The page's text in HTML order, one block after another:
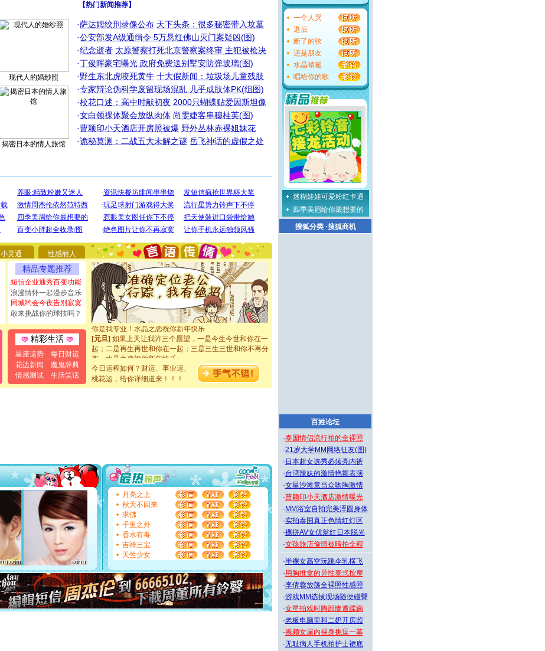
现代人的婚纱照
揭密日本的情人旅馆
【热门新闻推荐】
·萨达姆绞刑录像公布 天下头条：很多秘密带入坟墓
·公安部发A级通缉令 5万悬红佛山灭门案疑凶(图)
·纪念逝者 太原警察打死北京警察案终审 主犯被枪决
·丁俊晖豪宅曝光 政府免费送别墅安防弹玻璃(图)
·野生东北虎咬死黄牛 十大假新闻：垃圾场儿童残肢
·专家辩论伪科学废留现场混乱 几乎成肢体PK(组图)
·校花口述：高中时献初夜 2000只蝴蝶贴爱因斯坦像
·女白领祼体聚会放纵肉体 尚雯婕客串穆桂英(图)
·曹颖印小天酒店开房照被爆 野外丛林赤裸姐妹花
·诡秘莫测：二战五大未解之谜 岳飞神话的虚假之处
小灵通 性感丽人
精品专题推荐
短信企业通秀百变功能
浪漫情怀一起漫步音乐
同城约会今夜告别寂寞
敢来挑战你的球技吗？
精彩生活
星座运势
每日财运
花边新闻
魔鬼辞典
情感测试
生活笑话
[圣诞节]圣诞节到了，想想没什么送给你的，又不打算给
你太多，只有给你五千万：千万快乐！千万要健康！千万
要平安！千万要知足！千万不要忘记我！
[圣诞节]不只这样的日子才会想起你,而是这样的日子才
能正大光明地骚扰你,告诉你,圣诞要快乐!新年要快乐!天天
都要快乐噢!
[圣诞节]奉上一颗祝福的心,在这个特别的日子里,愿幸福,
如意,快乐,鲜花,一切美好的祝愿与你同在.圣诞快乐!
[元旦]看到你我会触电；看不到你我要充电；没有你我会
断电。爱你是我职业，想你是我事业，抱你是我特长，吻
你是我专业！水晶之恋祝你新年快乐
[元旦]如果上天让我许三个愿望，一是今生今世和你在一
起；二是再生再世和你在一起；三是三生三世和你不再分
离。水晶之恋祝你新年快乐
当我狠下心扭头离去那一刻，你在我身后无助地哭
泣，这痛楚让我明白我多么爱你。我转身抱住你：这猪不
卖了。水晶之恋祝你新年快乐。
你太多，只有给你五千万：千万快乐！千万要健康！千万
要平安！千万要知足！千万不要忘记我！
[圣诞节]不只这样的日子才会想起你,而是这样的日子才
能正大光明地骚扰你,告诉你,圣诞要快乐!新年要快乐!天天
都要快乐噢!
[圣诞节]奉上一颗祝福的心,在这个特别的日子里,愿幸福,
如意,快乐,鲜花,一切美好的祝愿与你同在.圣诞快乐!
[元旦]
看到你我会触电；看不到你我要充电；没有你我会
断电。爱你是我职业，想你是我事业，抱你是我特长，吻
你是我专业！水晶之恋祝你新年快乐
[元旦]
起；二是再生再世和你在一起；三是三生三世和你不再分
离。水晶之恋祝你新年快乐
[元旦]当我狠下心扭头离去那一刻，你在我身后无助地哭
泣，这痛楚让我明白我多么爱你。我转身抱住你：这猪不
卖了。水晶之恋祝你新年快乐。
今日运程如何？财运、事业运、
桃花运，给你详细道来！！！
月亮之上
秋天不回来
求佛
千里之外
香水有毒
吉祥三宝
天竺少女
一个人哭
退后
断了的弦
还是朋友
水晶蜻蜓
唱给你的歌
迷糊娃娃可爱粉红卡通
四季美眉给你最想要的
搜狐分类·搜狐商机
百姓论坛
·泰国情侣流行拍的全裸照
·21岁大学MM网络征友(图)
· 日本超女选秀必须亮内裤
·台湾辣妹的激情艳舞表演
·女星沙滩竟当众吻胸激情
·曹颖印小天酒店激情曝光
· MM浴室自拍完美浑圆身体
·实拍泰国真正色情红灯区
·裸拼AV女优翁红日本脱光
·女孩旅店偷情被暗拍全程
·半裸女高空玩跳伞乳横飞
·用胸推拿的异性泰式按摩
·李倩蓉放荡全裸照性感照
·游戏MM选拔现场随便碰臀
·女星拍戏时胸部惨遭蹂躏
·老板电脑里和二奶开房照
·视频女屋内裸身挑逗一幕
·无耻病人手机拍护士裙底